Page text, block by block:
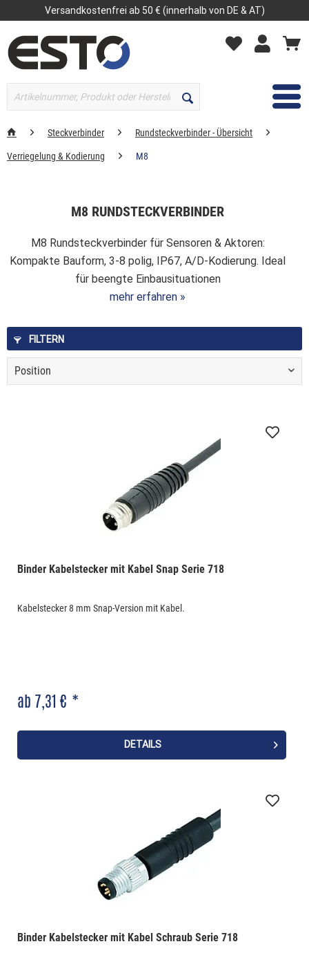
Versandkostenfrei ab 50 € (innerhalb von DE & AT)
MENÜ
Steckverbinder Rundsteckverbinder - Übersicht
Verriegelung & Kodierung M8
M8 RUNDSTECKVERBINDER
M8 Rundsteckverbinder für Sensoren & Aktoren:
Kompakte Bauform, 3-8 polig, IP67, A/D-Kodierung. Ideal
für beengte Einbausituationen
mehr erfahren »
FILTERN
Binder Kabelstecker mit Kabel Snap Serie 718
Kabelstecker 8 mm Snap-Version mit Kabel.
ab 7,31 € *
DETAILS
Binder Kabelstecker mit Kabel Schraub Serie 718